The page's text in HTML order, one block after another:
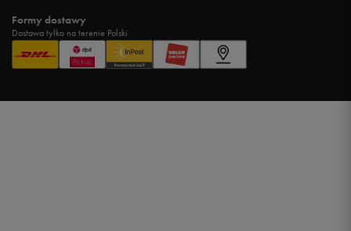
Formy dostawy
Dostawa tylko na terenie Polski